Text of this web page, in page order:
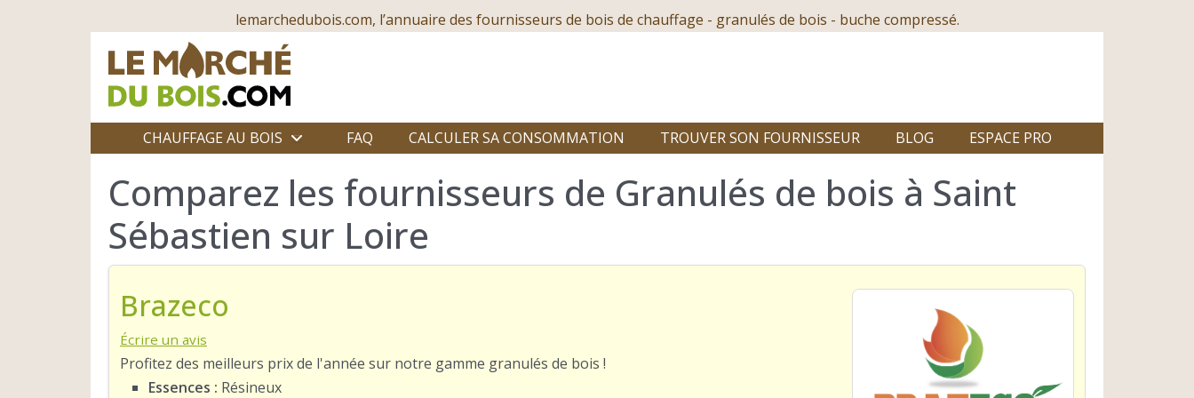
lemarchedubois.com, l’annuaire des fournisseurs de bois de chauffage - granulés de bois - buche compressé.
CHAUFFAGE AU BOIS FAQ CALCULER SA CONSOMMATION TROUVER SON FOURNISSEUR BLOG ESPACE PRO
Comparez les fournisseurs de Granulés de bois à Saint
Sébastien sur Loire
Brazeco
Écrire un avis
Profitez des meilleurs prix de l'année sur notre gamme granulés de bois !
Essences : Résineux